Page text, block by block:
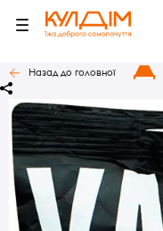
Назад до головної